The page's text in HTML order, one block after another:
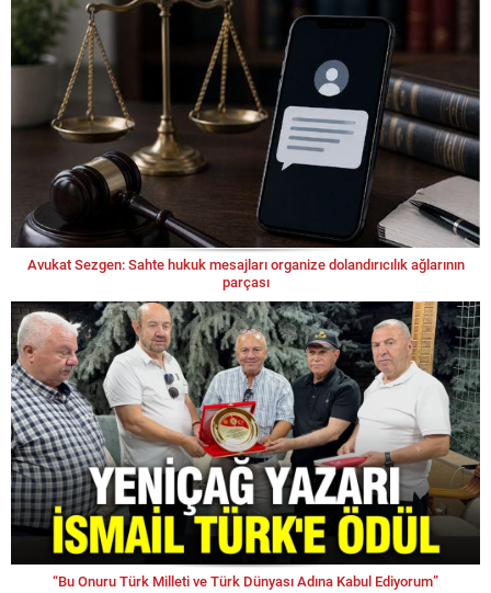
Avukat Sezgen: Sahte hukuk mesajları organize dolandırıcılık ağlarının
parçası
“Bu Onuru Türk Milleti ve Türk Dünyası Adına Kabul Ediyorum”